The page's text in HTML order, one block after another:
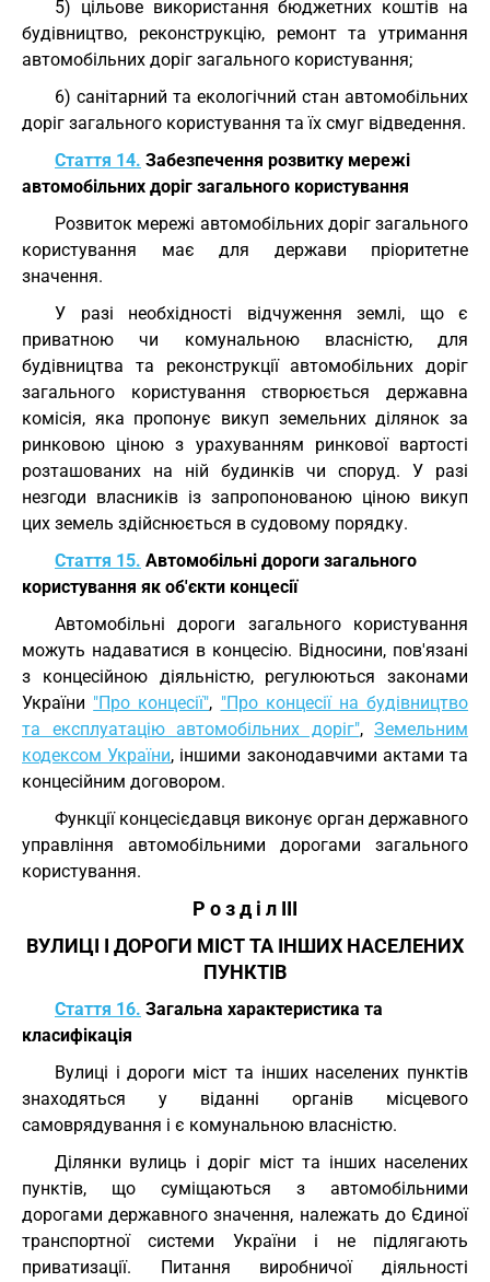
5) цільове використання бюджетних коштів на
будівництво, реконструкцію, ремонт та утримання
автомобільних доріг загального користування;
6) санітарний та екологічний стан автомобільних
доріг загального користування та їх смуг відведення.
Стаття 14. Забезпечення розвитку мережі
автомобільних доріг загального користування
Розвиток мережі автомобільних доріг загального
користування має для держави пріоритетне
значення.
У разі необхідності відчуження землі, що є
приватною чи комунальною власністю, для
будівництва та реконструкції автомобільних доріг
загального користування створюється державна
комісія, яка пропонує викуп земельних ділянок за
ринковою ціною з урахуванням ринкової вартості
розташованих на ній будинків чи споруд. У разі
незгоди власників із запропонованою ціною викуп
цих земель здійснюється в судовому порядку.
Стаття 15. Автомобільні дороги загального
користування як об'єкти концесії
Автомобільні дороги загального користування
можуть надаватися в концесію. Відносини, пов'язані
з концесійною діяльністю, регулюються законами
України "Про концесії", "Про концесії на будівництво
та експлуатацію автомобільних доріг", Земельним
кодексом України, іншими законодавчими актами та
концесійним договором.
Функції концесієдавця виконує орган державного
управління автомобільними дорогами загального
користування.
Р о з д і л III
ВУЛИЦІ І ДОРОГИ МІСТ ТА ІНШИХ НАСЕЛЕНИХ
ПУНКТІВ
Стаття 16. Загальна характеристика та
класифікація
Вулиці і дороги міст та інших населених пунктів
знаходяться у віданні органів місцевого
самоврядування і є комунальною власністю.
Ділянки вулиць і доріг міст та інших населених
пунктів, що суміщаються з автомобільними
дорогами державного значення, належать до Єдиної
транспортної системи України і не підлягають
приватизації. Питання виробничої діяльності